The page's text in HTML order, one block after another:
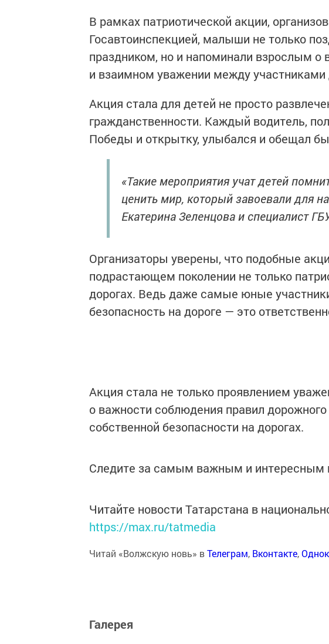
В рамках патриотической акции,
Госавтоинспекцией, малыши не только
праздником, но и напоминали взрослым о
и взаимном уважении между участниками
Акция стала для детей не просто
гражданственности. Каждый водитель,
Победы и открытку, улыбался и обещал
«Такие мероприятия учат детей
ценить мир, который завоевали для
Екатерина Зеленцова и специалист
Организаторы уверены, что подобные
подрастающем поколении не только
дорогах. Ведь даже самые юные
безопасность на дороге — это
Акция стала не только проявлением
о важности соблюдения правил
собственной безопасности на дорогах.
Следите за самым важным и интересным
Читайте новости Татарстана в
https://max.ru/tatmedia
Читай «Волжскую новь» вТелеграм, Вконтакте,
Галерея